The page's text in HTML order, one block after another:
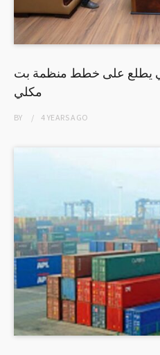
يطلع على خطط منظمة بت
مكلي
BY 4 YEARSAGO